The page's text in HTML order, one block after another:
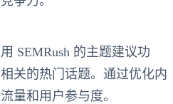
SEMRush 的主题建议功
关的热门话题。通过优化内
量和用户参与度。